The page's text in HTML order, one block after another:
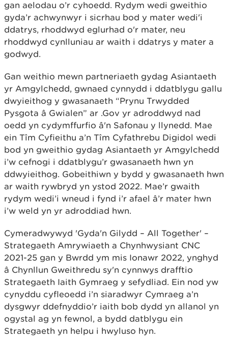
gan aelodau o’r cyhoedd. Rydym wedi gweithio
gyda’r achwynwyr i sicrhau bod y mater wedi'i
ddatrys, rhoddwyd eglurhad o'r mater, neu
rhoddwyd cynlluniau ar waith i ddatrys y mater a
godwyd.
Gan weithio mewn partneriaeth gydag Asiantaeth
yr Amgylchedd, gwnaed cynnydd i ddatblygu gallu
dwyieithog y gwasanaeth “Prynu Trwydded
Pysgota â Gwialen” ar .Gov yr adroddwyd nad
oedd yn cydymffurfio â'n Safonau y llynedd. Mae
ein Tîm Cyfieithu a’n Tîm Cyfathrebu Digidol wedi
bod yn gweithio gydag Asiantaeth yr Amgylchedd
i’w cefnogi i ddatblygu’r gwasanaeth hwn yn
ddwyieithog. Gobeithiwn y bydd y gwasanaeth hwn
ar waith rywbryd yn ystod 2022. Mae’r gwaith
rydym wedi’i wneud i fynd i’r afael â’r mater hwn
i’w weld yn yr adroddiad hwn.
Cymeradwywyd 'Gyda'n Gilydd – All Together' –
Strategaeth Amrywiaeth a Chynhwysiant CNC
2021-25 gan y Bwrdd ym mis Ionawr 2022, ynghyd
â Chynllun Gweithredu sy'n cynnwys drafftio
Strategaeth Iaith Gymraeg y sefydliad. Ein nod yw
cynyddu cyfleoedd i’n siaradwyr Cymraeg a’n
dysgwyr ddefnyddio’r iaith bob dydd yn allanol yn
ogystal ag yn fewnol, a bydd datblygu ein
Strategaeth yn helpu i hwyluso hyn.